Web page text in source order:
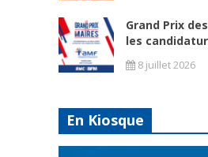
Grand Prix
les
8 juillet 2026
En Kiosque